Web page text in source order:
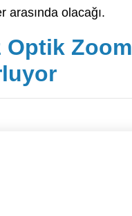
arasında olacağı.
Optik Zoom